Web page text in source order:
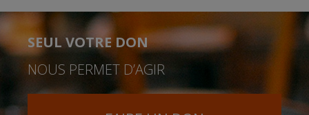
SEUL VOTRE DON
NOUS PERMET D’AGIR